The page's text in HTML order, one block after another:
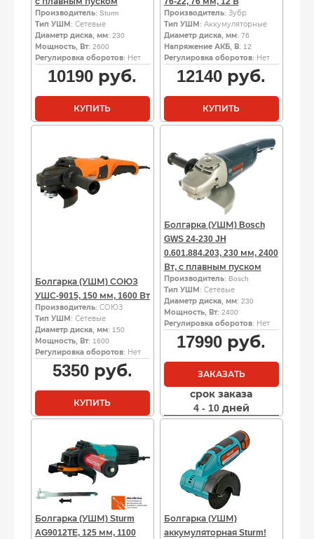
Производитель: Sturm
Тип УШМ : Сетевые
Диаметр диска, мм: 230
Мощность, Вт: 2600
Регулировка оборотов: Нет
10190 руб.
КУПИТЬ
Производитель: Зубр
Тип УШМ : Аккумуляторные
Диаметр диска, мм: 76
Напряжение АКБ, В: 12
Регулировка оборотов: Нет
12140 руб.
КУПИТЬ
Болгарка (УШМ) СОЮЗ
УШС-9015, 150 мм, 1600 Вт
Производитель: СОЮЗ
Тип УШМ : Сетевые
Диаметр диска, мм: 150
Мощность, Вт: 1600
Регулировка оборотов: Нет
5350руб.
КУПИТЬ
Болгарка (УШМ) Bosch
GWS 24-230 JH
0.601.884.203, 230 мм, 2400
Вт, с плавным пуском
Производитель: Bosch
Тип УШМ : Сетевые
Диаметр диска, мм: 230
Мощность, Вт: 2400
Регулировка оборотов: Нет
17990 руб.
ЗАКАЗАТЬ
срок заказа
4 - 10 дней
Болгарка (УШМ) Sturm
AG9012TE, 125 мм, 1100
Болгарка (УШМ)
аккумуляторная Sturm!